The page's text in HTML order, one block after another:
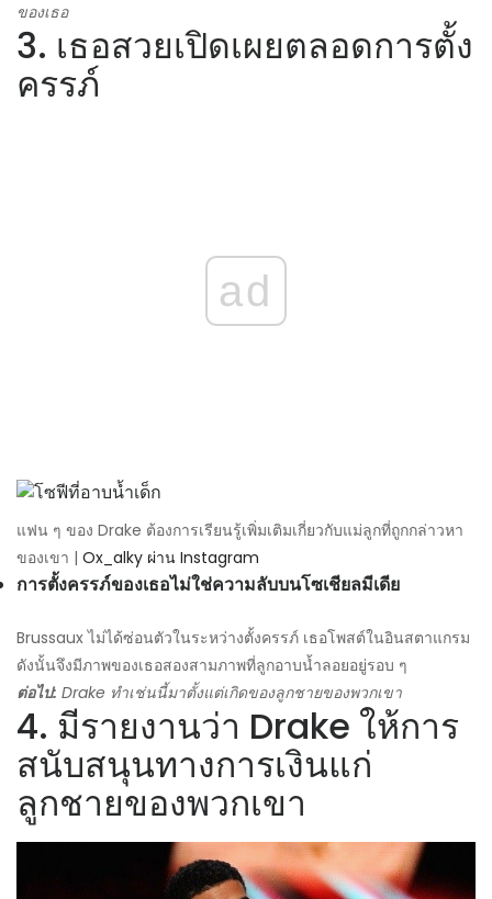
ของเธอ
3. เธอสวยเปิดเผยตลอดการตั้ง
ครรภ์
ad
แฟน ๆ ของ Drake ต้องการเรียนรู้เพิ่มเติมเกี่ยวกับแม่ลูกที่ถูกกล่าวหา
ของเขา | Ox_alky ผ่าน Instagram
การตั้งครรภ์ของเธอไม่ใช่ความลับบนโซเชียลมีเดีย
Brussaux ไม่ได้ซ่อนตัวในระหว่างตั้งครรภ์ เธอโพสต์ในอินสตาแกรม
ดังนั้นจึงมีภาพของเธอสองสามภาพที่ลูกอาบน้ำลอยอยู่รอบ ๆ
ต่อไป: Drake ทำเช่นนี้มาตั้งแต่เกิดของลูกชายของพวกเขา
4. มีรายงานว่า Drake ให้การ
สนับสนุนทางการเงินแก่
ลูกชายของพวกเขา